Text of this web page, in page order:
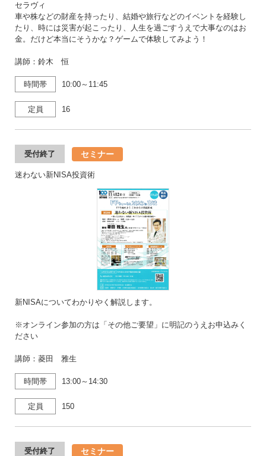
セラヴィ
車や株などの財産を持ったり、結婚や旅行などのイベントを経験し
たり、時には災害が起こったり、人生を過ごすうえで大事なのはお
金。だけど本当にそうかな？ゲームで体験してみよう！
講師：鈴木 恒
時間帯 10:00～11:45
定員 16
受付終了 セミナー
迷わない新NISA投資術
新NISAについてわかりやく解説します。
※オンライン参加の方は「その他ご要望」に明記のうえお申込みく
ださい
講師：菱田 雅生
時間帯 13:00～14:30
定員 150
受付終了 セミナー